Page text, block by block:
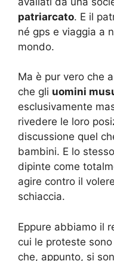
patriarcato. E il
né gps e viaggia a
mondo.
Ma è pur vero che a
che gli uomini
esclusivamente
rivedere le loro
discussione quel
bambini. E lo
dipinte come
agire contro il
schiaccia.
Eppure abbiamo il
cui le proteste
che, appunto, si